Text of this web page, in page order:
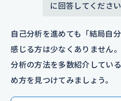
に回答してください
自己分析を進めても「結局自
感じる方は少なくありません
分析の方法を多数紹介してい
め方を見つけてみましょう。